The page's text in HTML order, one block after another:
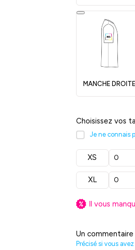
MANCHE DROITE
Choisissez vos
Je ne connais
XS
XL
Il vous
Un
Précisé si vous